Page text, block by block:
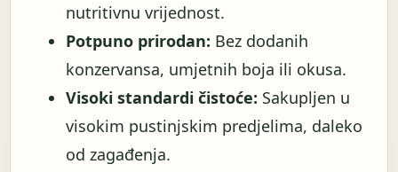
nutritivnu vrijednost.
Potpuno prirodan: Bez dodanih
konzervansa, umjetnih boja ili okusa.
Visoki standardi čistoće: Sakupljen u
visokim pustinjskim predjelima, daleko
od zagađenja.